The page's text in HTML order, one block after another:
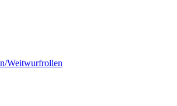
Weitwurfrollen